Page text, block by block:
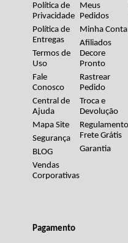
Política de
Privacidade
Política de
Entregas
Termos de
Uso
Fale
Conosco
Central de
Ajuda
Mapa Site
Segurança
BLOG
Vendas
Corporativas
Meus
Pedidos
Minha Conta
Afiliados
Decore
Pronto
Rastrear
Pedido
Troca e
Devolução
Regulamento
Frete Grátis
Garantia
Pagamento